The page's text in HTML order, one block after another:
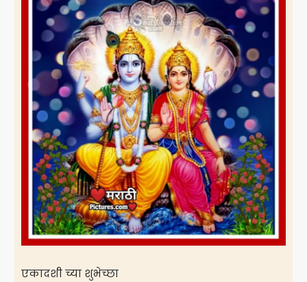
एकादशी च्या शुभेच्छा